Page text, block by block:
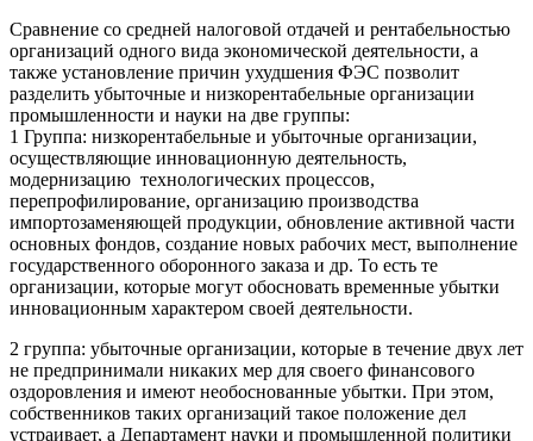
Сравнение со средней налоговой отдачей и рентабельностью
организаций одного вида экономической деятельности, а
также установление причин ухудшения ФЭС позволит
разделить убыточные и низкорентабельные организации
промышленности и науки на две группы:
1 Группа: низкорентабельные и убыточные организации,
осуществляющие инновационную деятельность,
модернизацию технологических процессов,
перепрофилирование, организацию производства
импортозаменяющей продукции, обновление активной части
основных фондов, создание новых рабочих мест, выполнение
государственного оборонного заказа и др. То есть те
организации, которые могут обосновать временные убытки
инновационным характером своей деятельности.
2 группа: убыточные организации, которые в течение двух лет
не предпринимали никаких мер для своего финансового
оздоровления и имеют необоснованные убытки. При этом,
собственников таких организаций такое положение дел
устраивает, а Департамент науки и промышленной политики